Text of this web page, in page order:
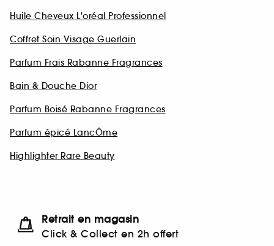
Huile Cheveux L'oréal Professionnel
Coffret Soin Visage Guerlain
Parfum Frais Rabanne Fragrances
Bain & Douche Dior
Parfum Boisé Rabanne Fragrances
Parfum épicé LancÔme
Highlighter Rare Beauty
Retrait en magasin
Click & Collect en 2h offert